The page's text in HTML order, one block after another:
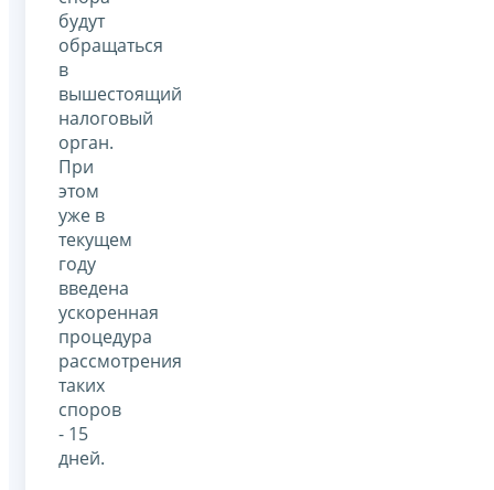
будут
обращаться
в
вышестоящий
налоговый
орган.
При
этом
уже в
текущем
году
введена
ускоренная
процедура
рассмотрения
таких
споров
- 15
дней.